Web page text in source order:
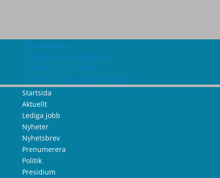
Om webbplatsen
Tillgänglighetsredogörelse
Information om cookies
Information om personuppgifter
Startsida
Aktuellt
Lediga jobb
Nyheter
Nyhetsbrev
Prenumerera
Politik
Presidium